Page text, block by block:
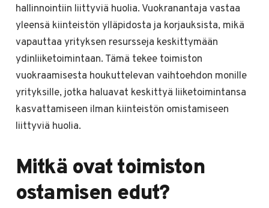
hallinnointiin liittyviä huolia. Vuokranantaja vastaa
yleensä kiinteistön ylläpidosta ja korjauksista, mikä
vapauttaa yrityksen resursseja keskittymään
ydinliiketoimintaan. Tämä tekee toimiston
vuokraamisesta houkuttelevan vaihtoehdon monille
yrityksille, jotka haluavat keskittyä liiketoimintansa
kasvattamiseen ilman kiinteistön omistamiseen
liittyviä huolia.
Mitkä ovat toimiston
ostamisen edut?